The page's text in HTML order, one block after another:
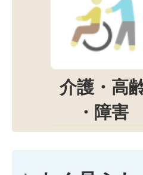
介護・高
・障害